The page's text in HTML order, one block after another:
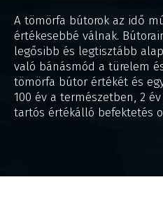
A tömörfa bútorok az idő
értékesebbé válnak.
legősibb és legtisztább
való bánásmód a türelem
tömörfa bútor értékét és
100 év a természetben, 2
tartós értékálló befektetés